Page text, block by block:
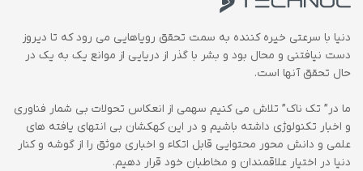
دنیا با سرعتی خیره کننده به سمت تحقق رویاهایی می رود که تا دیروز
دست نیافتنی و محال بود و بشر با گذر از دریایی از موانع یک به یک در
حال تحقق آنها است.
ما در” تک ناک” تلاش می کنیم سهمی از انعکاس تحولات بی شمار فناوری
و اخبار تکنولوژی داشته باشیم و در این کهکشان بی انتهای یافته های
علمی و دانش محور محتوایی قابل اتکاء و اخباری موثق را از گوشه و کنار
دنیا در اختیار علاقمندان و مخاطبان خود قرار دهیم.